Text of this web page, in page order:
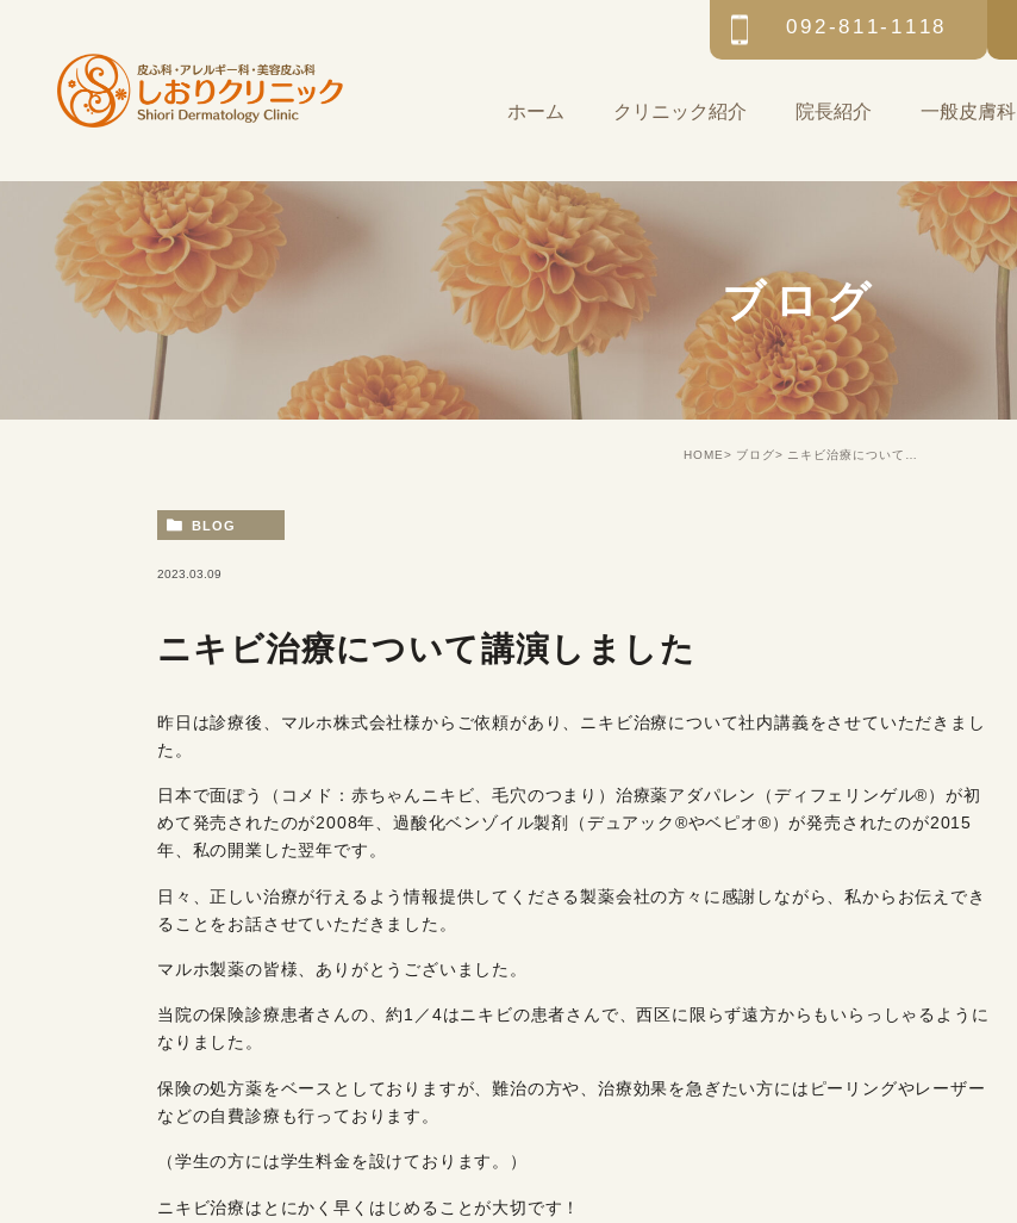
092-811-1118
ホーム クリニック紹介 院長紹介 一般皮膚科
ブログ
HOME ブログ ニキビ治療について講演しました
BLOG
2023.03.09
ニキビ治療について講演しました
昨日は診療後、マルホ株式会社様からご依頼があり、ニキビ治療について社内講義をさせていただきまし
た。
日本で面ぽう（コメド：赤ちゃんニキビ、毛穴のつまり）治療薬アダパレン（ディフェリンゲル®︎）が初
めて発売されたのが2008年、過酸化ベンゾイル製剤（デュアック®︎やベピオ®︎）が発売されたのが2015
年、私の開業した翌年です。
日々、正しい治療が行えるよう情報提供してくださる製薬会社の方々に感謝しながら、私からお伝えでき
ることをお話させていただきました。
マルホ製薬の皆様、ありがとうございました。
当院の保険診療患者さんの、約1／4はニキビの患者さんで、西区に限らず遠方からもいらっしゃるように
なりました。
保険の処方薬をベースとしておりますが、難治の方や、治療効果を急ぎたい方にはピーリングやレーザー
などの自費診療も行っております。
（学生の方には学生料金を設けております。）
ニキビ治療はとにかく早くはじめることが大切です！